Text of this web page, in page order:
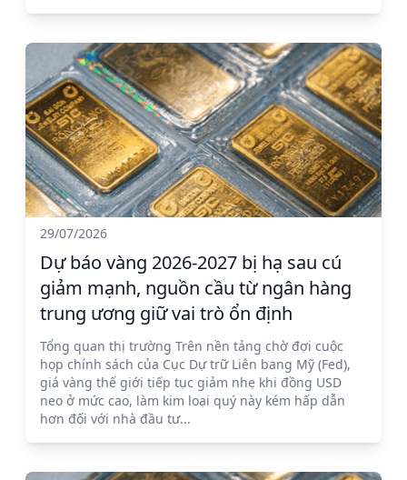
29/07/2026
Dự báo vàng 2026-2027 bị hạ sau cú
giảm mạnh, nguồn cầu từ ngân hàng
trung ương giữ vai trò ổn định
Tổng quan thị trường Trên nền tảng chờ đợi cuộc
họp chính sách của Cục Dự trữ Liên bang Mỹ (Fed),
giá vàng thế giới tiếp tục giảm nhẹ khi đồng USD
neo ở mức cao, làm kim loại quý này kém hấp dẫn
hơn đối với nhà đầu tư...